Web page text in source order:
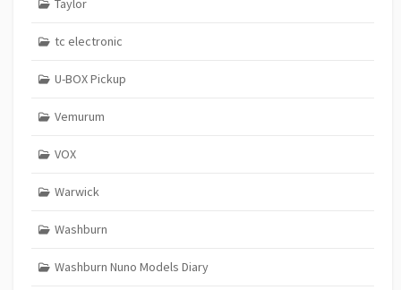
Taylor
tc electronic
U-BOX Pickup
Vemurum
VOX
Warwick
Washburn
Washburn Nuno Models Diary